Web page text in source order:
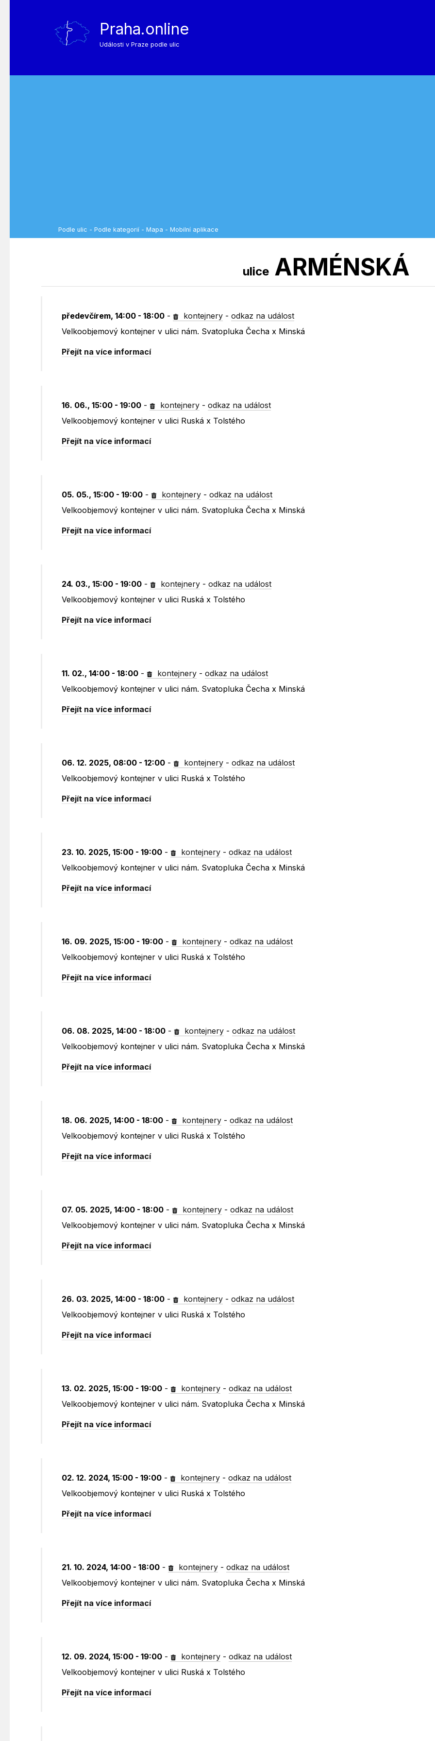
Praha.online
Události v Praze podle ulic
Podle ulic - Podle kategorií - Mapa - Mobilní aplikace
ulice ARMÉNSKÁ
předevčírem, 14:00 - 18:00 - kontejnery -odkaz na událost
Velkoobjemový kontejner v ulici nám. Svatopluka Čecha x Minská
Přejít na více informací
16. 06., 15:00 - 19:00 - kontejnery -odkaz na událost
Velkoobjemový kontejner v ulici Ruská x Tolstého
Přejít na více informací
05. 05., 15:00 - 19:00 - kontejnery -odkaz na událost
Velkoobjemový kontejner v ulici nám. Svatopluka Čecha x Minská
Přejít na více informací
24. 03., 15:00 - 19:00 - kontejnery -odkaz na událost
Velkoobjemový kontejner v ulici Ruská x Tolstého
Přejít na více informací
11. 02., 14:00 - 18:00 - kontejnery -odkaz na událost
Velkoobjemový kontejner v ulici nám. Svatopluka Čecha x Minská
Přejít na více informací
06. 12. 2025, 08:00 - 12:00 - kontejnery -odkaz na událost
Velkoobjemový kontejner v ulici Ruská x Tolstého
Přejít na více informací
23. 10. 2025, 15:00 - 19:00 - kontejnery -odkaz na událost
Velkoobjemový kontejner v ulici nám. Svatopluka Čecha x Minská
Přejít na více informací
16. 09. 2025, 15:00 - 19:00 - kontejnery -odkaz na událost
Velkoobjemový kontejner v ulici Ruská x Tolstého
Přejít na více informací
06. 08. 2025, 14:00 - 18:00 - kontejnery -odkaz na událost
Velkoobjemový kontejner v ulici nám. Svatopluka Čecha x Minská
Přejít na více informací
18. 06. 2025, 14:00 - 18:00 - kontejnery -odkaz na událost
Velkoobjemový kontejner v ulici Ruská x Tolstého
Přejít na více informací
07. 05. 2025, 14:00 - 18:00 - kontejnery -odkaz na událost
Velkoobjemový kontejner v ulici nám. Svatopluka Čecha x Minská
Přejít na více informací
26. 03. 2025, 14:00 - 18:00 - kontejnery -odkaz na událost
Velkoobjemový kontejner v ulici Ruská x Tolstého
Přejít na více informací
13. 02. 2025, 15:00 - 19:00 - kontejnery -odkaz na událost
Velkoobjemový kontejner v ulici nám. Svatopluka Čecha x Minská
Přejít na více informací
02. 12. 2024, 15:00 - 19:00 - kontejnery -odkaz na událost
Velkoobjemový kontejner v ulici Ruská x Tolstého
Přejít na více informací
21. 10. 2024, 14:00 - 18:00 - kontejnery -odkaz na událost
Velkoobjemový kontejner v ulici nám. Svatopluka Čecha x Minská
Přejít na více informací
12. 09. 2024, 15:00 - 19:00 - kontejnery -odkaz na událost
Velkoobjemový kontejner v ulici Ruská x Tolstého
Přejít na více informací